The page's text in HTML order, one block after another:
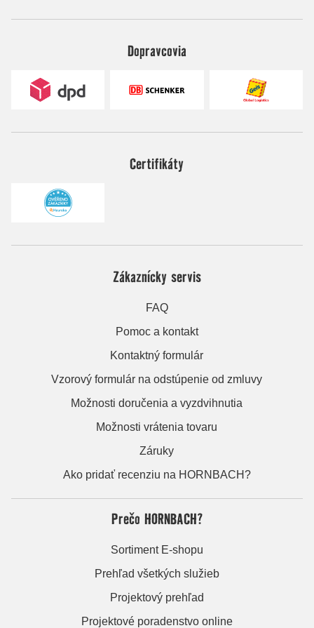
Dopravcovia
Certifikáty
Zákaznícky servis
FAQ
Pomoc a kontakt
Kontaktný formulár
Vzorový formulár na odstúpenie od zmluvy
Možnosti doručenia a vyzdvihnutia
Možnosti vrátenia tovaru
Záruky
Ako pridať recenziu na HORNBACH?
Prečo HORNBACH?
Sortiment E-shopu
Prehľad všetkých služieb
Projektový prehľad
Projektové poradenstvo online